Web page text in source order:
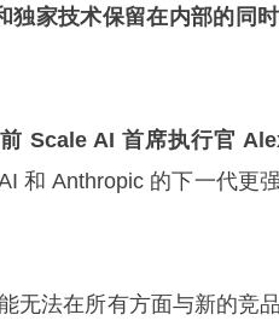
独家技术保留在内部的同
Scale AI 首席执行官
和 Anthropic 的下一代更
无法在所有方面与新的竞